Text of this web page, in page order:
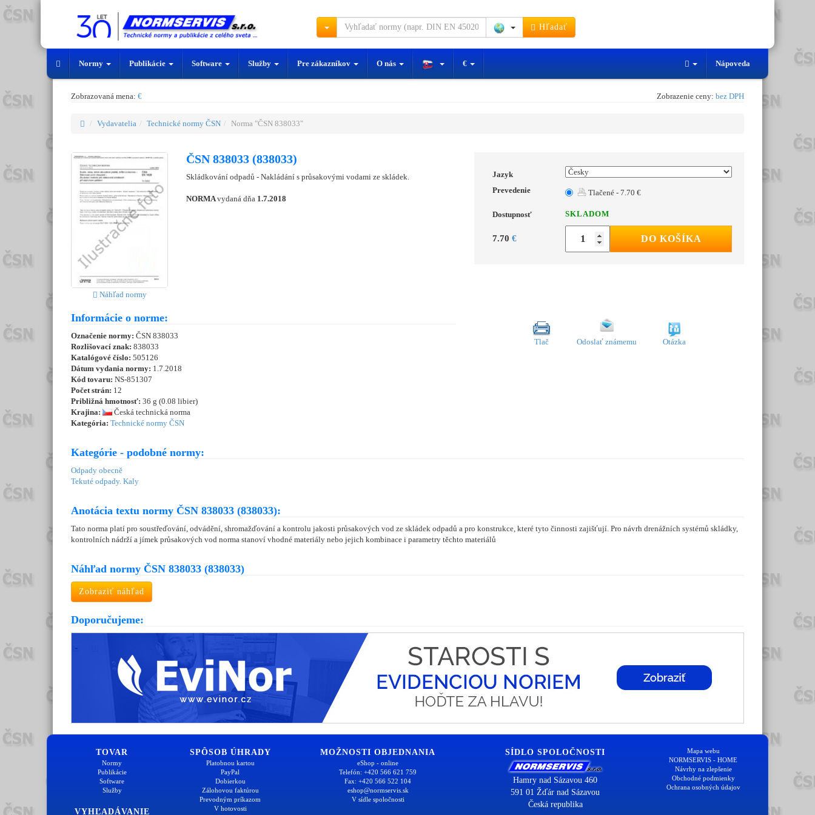
Hľadať
Normy Publikácie Software Služby Pre zákazníkov O nás € Nápoveda
Zobrazovaná mena: € Zobrazenie ceny: bez DPH
Vydavatelia Technické normy ČSN Norma "ČSN 838033"
Náhľad normy
ČSN 838033 (838033)
Skládkování odpadů - Nakládání s průsakovými vodami ze skládek.
NORMAvydaná dňa 1.7.2018
Jazyk
Prevedenie
Tlačené - 7.70 €
Dostupnosť SKLADOM
7.70 € DO KOŠÍKA
Informácie o norme:
Označenie normy: ČSN 838033
Rozlišovací znak: 838033
Katalógové číslo: 505126
Dátum vydania normy: 1.7.2018
Kód tovaru: NS-851307
Počet strán: 12
Približná hmotnosť: 36 g (0.08 libier)
Krajina:
Česká technická norma
Kategória: Technické normy ČSN
Tlač Odoslať známemu Otázka
Kategórie - podobné normy:
Odpady obecně
Tekuté odpady. Kaly
Anotácia textu normy ČSN 838033 (838033):
Tato norma platí pro soustřeďování, odvádění, shromažďování a kontrolu jakosti průsakových vod ze skládek odpadů a pro konstrukce, které tyto činnosti zajišťují. Pro návrh drenážních systémů skládky,
kontrolních nádrží a jímek průsakových vod norma stanoví vhodné materiály nebo jejich kombinace i parametry těchto materiálů
Náhľad normy ČSN 838033 (838033)
Zobraziť náhľad
Doporučujeme:
TOVAR
Normy
Publikácie
Software
Služby
VYHĽADÁVANIE
SPÔSOB ÚHRADY
Platobnou kartou
PayPal
Dobierkou
Zálohovou faktúrou
Prevodným príkazom
V hotovosti
MOŽNOSTI OBJEDNANIA
eShop - online
Telefón: +420 566 621 759
Fax: +420 566 522 104
eshop@normservis.sk
V sídle spoločnosti
SÍDLO SPOLOČNOSTI
Hamry nad Sázavou 460
591 01 Žďár nad Sázavou
Česká republika
Mapa webu
NORMSERVIS - HOME
Návrhy na zlepšenie
Obchodné podmienky
Ochrana osobných údajov